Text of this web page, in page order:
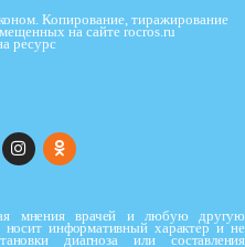
Копирование, тиражирование
на сайте rocros.ru
ресурс
мнения врачей и любую другую
информативный характер и не
диагноза или составления